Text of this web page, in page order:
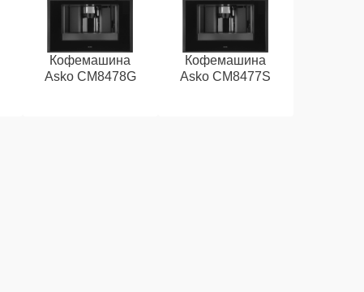
Кофемашина
Asko CM8478G
Кофемашина
Asko CM8477S